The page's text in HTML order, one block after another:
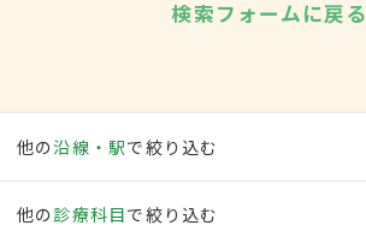
検索フォームに戻る
他の沿線・駅で絞り込む
他の 診療科目で絞り込む